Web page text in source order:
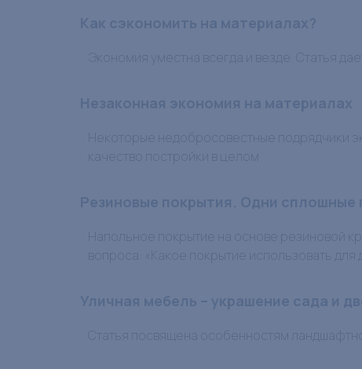
Как сэкономить на материалах?
Экономия уместна всегда и везде. Статья
Незаконная экономия на материалах
Некоторые недобросовестные подрядчики
качество постройки в целом
Резиновые покрытия. Одни сплошные
Напольное покрытие на основе резиновой
вопроса: «Какое покрытие использовать для
Уличная мебель – украшение сада и
Статья посвящена особенностям